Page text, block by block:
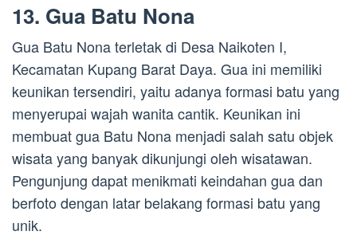
13. Gua Batu Nona
Gua Batu Nona terletak di Desa Naikoten I,
Kecamatan Kupang Barat Daya. Gua ini memiliki
keunikan tersendiri, yaitu adanya formasi batu yang
menyerupai wajah wanita cantik. Keunikan ini
membuat gua Batu Nona menjadi salah satu objek
wisata yang banyak dikunjungi oleh wisatawan.
Pengunjung dapat menikmati keindahan gua dan
berfoto dengan latar belakang formasi batu yang
unik.